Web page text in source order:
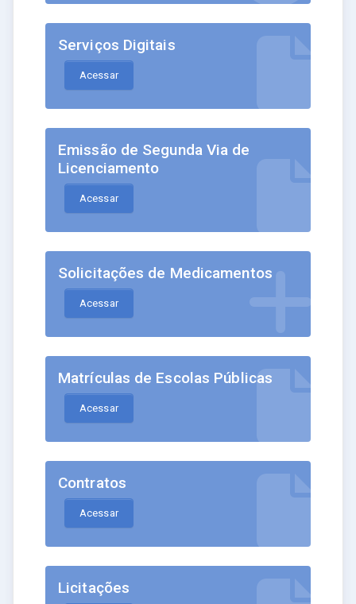
Serviços Digitais
Acessar
Emissão de Segunda Via de
Licenciamento
Acessar
Solicitações de Medicamentos
Acessar
Matrículas de Escolas Públicas
Acessar
Contratos
Acessar
Licitações